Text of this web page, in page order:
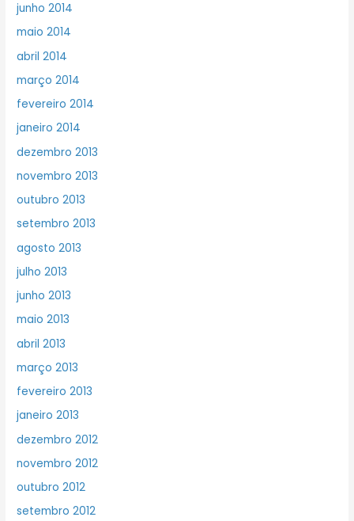
junho 2014
maio 2014
abril 2014
março 2014
fevereiro 2014
janeiro 2014
dezembro 2013
novembro 2013
outubro 2013
setembro 2013
agosto 2013
julho 2013
junho 2013
maio 2013
abril 2013
março 2013
fevereiro 2013
janeiro 2013
dezembro 2012
novembro 2012
outubro 2012
setembro 2012